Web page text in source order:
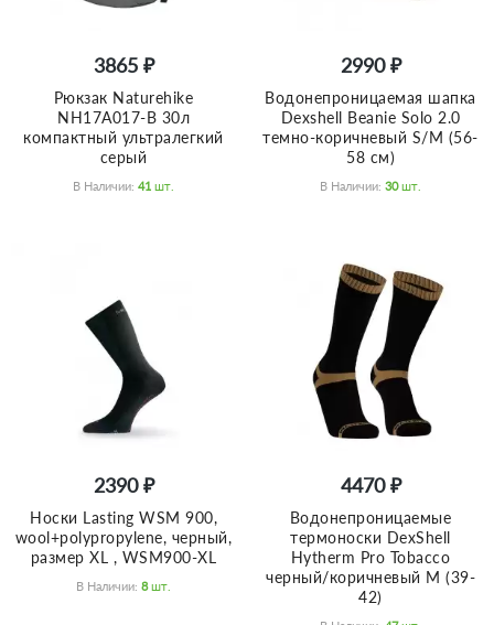
3865 ₽
Рюкзак Naturehike
NH17A017-B 30л
компактный ультралегкий
серый
В Наличии: 41 Шт.
2990 ₽
Водонепроницаемая шапка
Dexshell Beanie Solo 2.0
темно-коричневый S/M (56-
58 см)
В Наличии: 30 Шт.
2390 ₽
Носки Lasting WSM 900,
wool+polypropylene, черный,
размер XL , WSM900-XL
В Наличии: 8 Шт.
4470 ₽
Водонепроницаемые
термоноски DexShell
Hytherm Pro Tobacco
черный/коричневый M (39-
42)